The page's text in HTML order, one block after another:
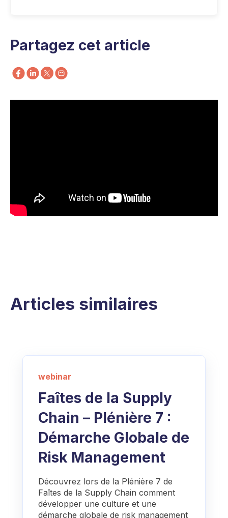
Partagez cet article
Articles similaires
webinar
Faîtes de la Supply
Chain – Plénière 7 :
Démarche Globale de
Risk Management
Découvrez lors de la Plénière 7 de
Faîtes de la Supply Chain comment
développer une culture et une
démarche globale de risk management